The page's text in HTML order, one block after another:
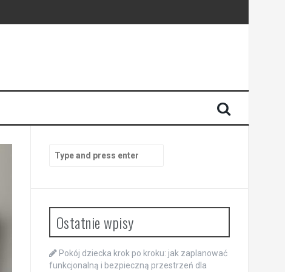
for:
Ostatnie wpisy
Pokój dziecka krok po kroku: jak zaplanować
funkcjonalną i bezpieczną przestrzeń dla